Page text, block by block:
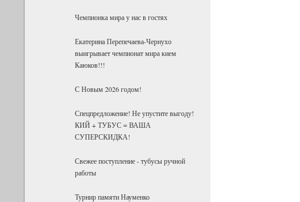
Чемпионка мира у нас в гостях
Екатерина Перепечаева-Чернухо
выигрывает чемпионат мира кием
Каюков!!!
С Новым 2026 годом!
Спецпредложение! Не упустите выгоду!
КИЙ + ТУБУС = ВАША
СУПЕРСКИДКА!
Свежее поступление - тубусы ручной
работы
Турнир памяти Науменко